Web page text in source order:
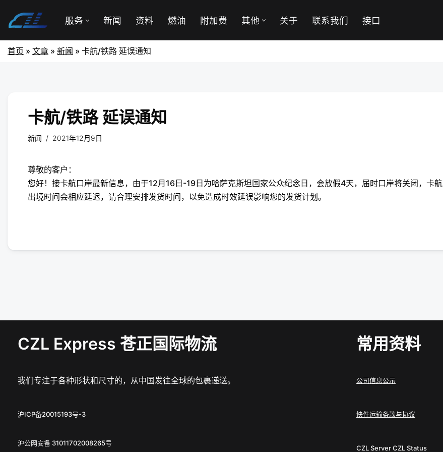
服务 新闻 资料 燃油 附加费 其他 关于 联系我们 接口
首页 » 文章 » 新闻 » 卡航/铁路 延误通知
卡航/铁路 延误通知
新闻 2021年12月9日
尊敬的客户：
您好！接卡航口岸最新信息，由于12月16日-19日为哈萨克斯坦国家公众纪念日，会放假4天，届时口岸将关闭，卡航
出境时间会相应延迟，请合理安排发货时间，以免造成时效延误影响您的发货计划。
CZL Express 苍正国际物流
我们专注于各种形状和尺寸的，从中国发往全球的包裹递送。
沪ICP备20015193号-3
沪公网安备 31011702008265号
常用资料
公司信息公示
快件运输条款与协议
CZL ServerCZL Status